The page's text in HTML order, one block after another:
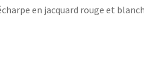
en jacquard rouge et